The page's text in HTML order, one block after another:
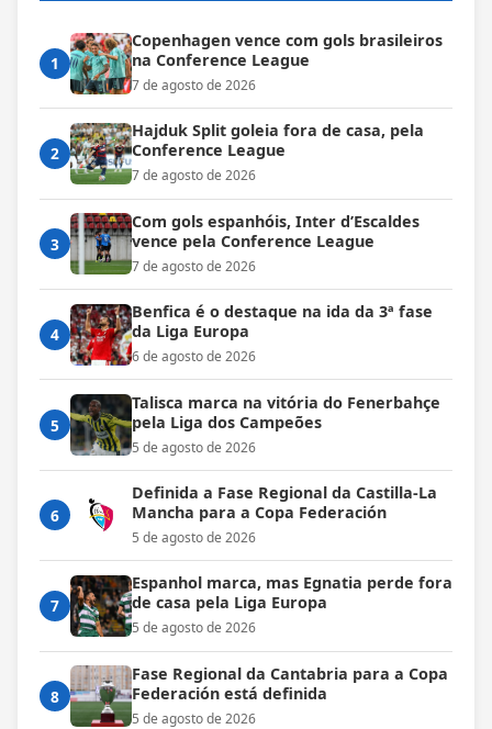
1
Copenhagen vence com gols brasileiros
na Conference League
7 de agosto de 2026
2
Hajduk Split goleia fora de casa, pela
Conference League
7 de agosto de 2026
3
Com gols espanhóis, Inter d’Escaldes
vence pela Conference League
7 de agosto de 2026
4
Benfica é o destaque na ida da 3ª fase
da Liga Europa
6 de agosto de 2026
5
Talisca marca na vitória do Fenerbahçe
pela Liga dos Campeões
5 de agosto de 2026
6
Definida a Fase Regional da Castilla-La
Mancha para a Copa Federación
5 de agosto de 2026
7
Espanhol marca, mas Egnatia perde fora
de casa pela Liga Europa
5 de agosto de 2026
8
Fase Regional da Cantabria para a Copa
Federación está definida
5 de agosto de 2026